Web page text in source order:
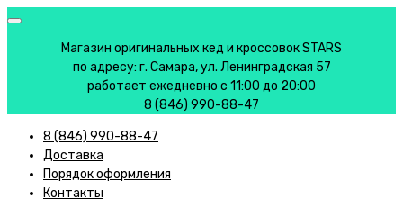
Магазин оригинальных кед и кроссовок STARS
по адресу: г. Самара, ул. Ленинградская 57
работает ежедневно с 11:00 до 20:00
8 (846) 990-88-47
8 (846) 990-88-47
Доставка
Порядок оформления
Контакты